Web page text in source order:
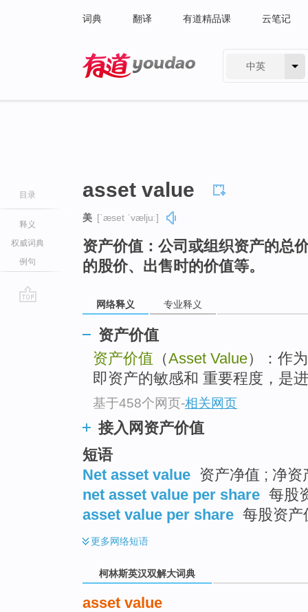
词典 翻译 有道精品课 云笔记
中英
目录
释义
权威词典
例句
asset value
美 [ˈæset ˈvæljuː]
资产价值：公司或组织资产的总
的股价、出售时的价值等。
网络释义 专业释义
资产价值
资产价值 （Asset Value）：作
即资产的敏感和 重要程度，是
基于458个网页-相关网页
接入网资产价值
短语
Net asset value 资产净值 ; 净
net asset value per share 每股
asset value per share 每股资产
更多网络短语
柯林斯英汉双解大词典
asset value